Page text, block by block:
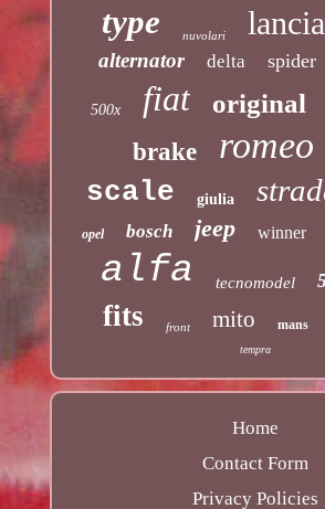
type nuvolari lancia
alternator delta spider
500x fiat original
brake romeo
scale giulia
opel bosch jeep winner
alfa tecnomodel
fits front mito mans
tempra
Home
Contact Form
Privacy Policies